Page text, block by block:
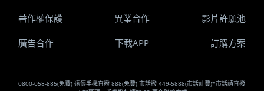
0800-058-885(免費) 遠傳手機直撥 888(免費) 市話撥 449-5888(市話計費)*市話請直撥
著作權保護 異業合作 影片許願池
廣告合作 下載APP 訂購方案